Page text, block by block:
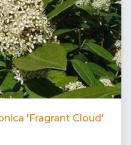
'Fragrant Cloud'